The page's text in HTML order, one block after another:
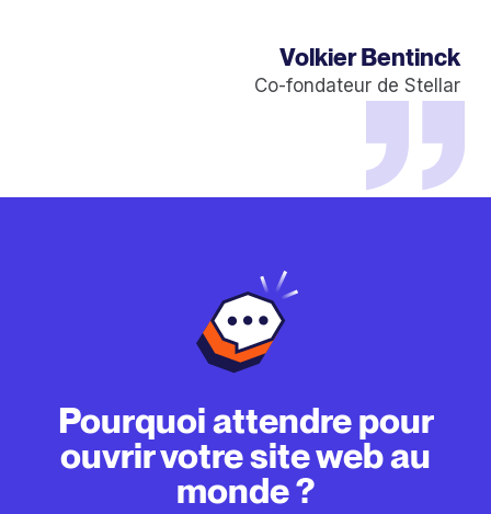
Volkier Bentinck
Co-fondateur de Stellar
Pourquoi attendre pour
ouvrir votre site web au
monde ?